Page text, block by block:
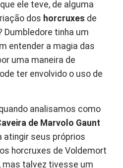
ele teve, de alguma
dos horcruxes de
Dumbledore tinha um
entender a magia das
uma maneira de
ter envolvido o uso de
analisamos como
de Marvolo Gaunt
atingir seus próprios
horcruxes de Voldemort
mas talvez tivesse um